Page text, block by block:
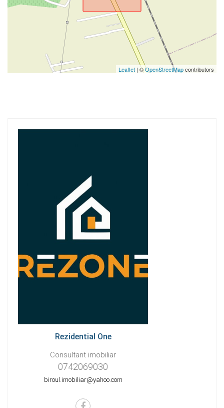
Leaflet | ©OpenStreetMapcontributors
Rezidential One
Consultant imobiliar
0742069030
biroul.imobiliar@yahoo.com